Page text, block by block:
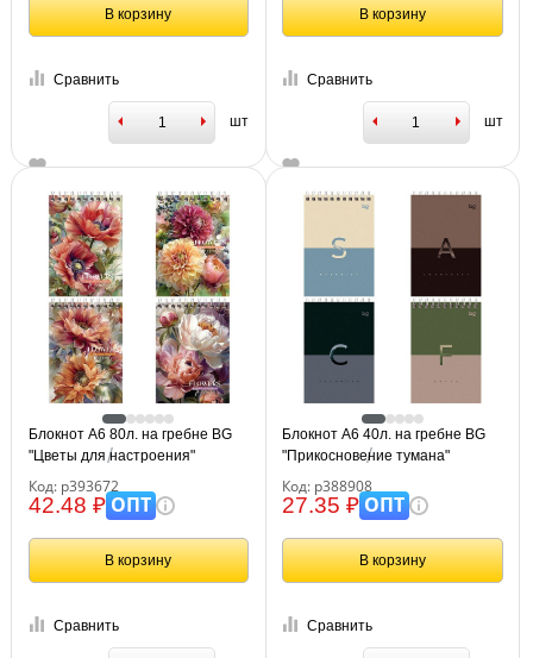
В корзину
Сравнить
шт
В корзину
Сравнить
шт
Блокнот А6 80л. на гребне BG
"Цветы для настроения"
Код: р393672
42.48 ₽ОПТ
В корзину
Сравнить
Блокнот А6 40л. на гребне BG
"Прикосновение тумана"
Код: р388908
27.35 ₽ОПТ
В корзину
Сравнить